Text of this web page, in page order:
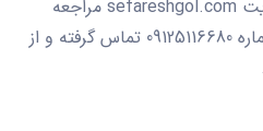
ساده و لاکچری به سایت sefareshgol.com مراجعه
نموده و یا با همکاران ما به شماره 09125116680 تماس گرفته و از